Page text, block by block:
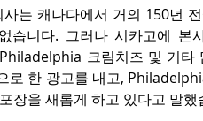
사는 캐나다에서 거의 150년
습니다. 그러나 시카고에
크림치즈 및 기타
로 한 광고를 내고,
장을 새롭게 하고 있다고 말했